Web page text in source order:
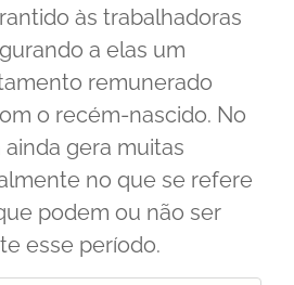
às trabalhadoras
a elas um
remunerado
o recém-nascido. No
gera muitas
no que se refere
podem ou não ser
esse período.